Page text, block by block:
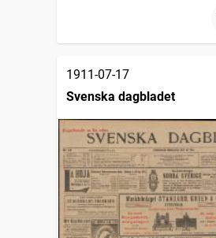
1911-07-17
Svenska dagbladet